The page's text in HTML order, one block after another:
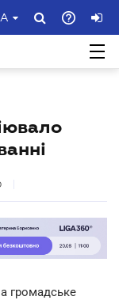
громадське